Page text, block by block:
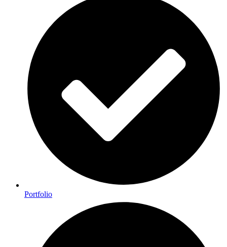
Portfolio